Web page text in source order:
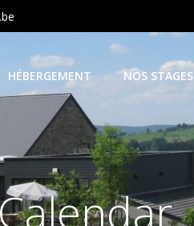
HÉBERGEMENT NOS STAGES